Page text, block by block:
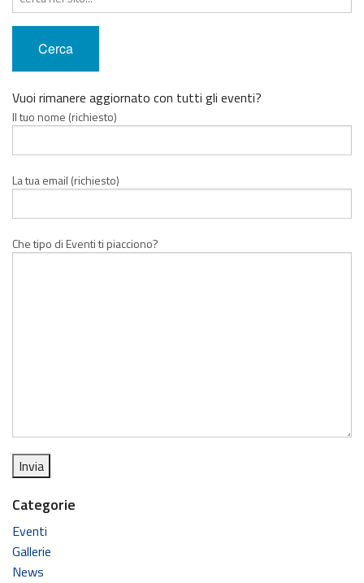
Vuoi rimanere aggiornato con tutti gli eventi?
Il tuo nome (richiesto)
La tua email (richiesto)
Che tipo di Eventi ti piacciono?
Categorie
Eventi
Gallerie
News